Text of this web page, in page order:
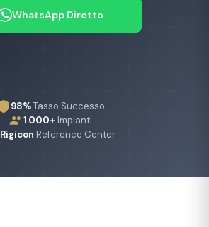
WhatsApp Diretto
98%Tasso Successo
1.000+ Impianti
Rigicon Reference Center